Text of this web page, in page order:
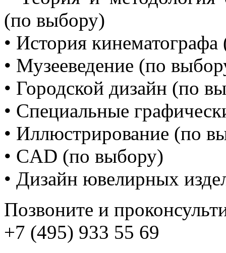
(по выбору)
• История
• Музееведение (по
• Городской дизайн (по
• Специальные
• Иллюстрирование (по
• CAD (по выбору)
• Дизайн ювелирных
Позвоните и
+7 (495) 933 55 69